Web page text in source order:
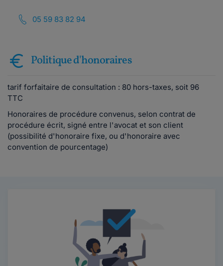
05 59 83 82 94
Politique d'honoraires
tarif forfaitaire de consultation : 80 hors-taxes, soit 96
TTC
Honoraires de procédure convenus, selon contrat de
procédure écrit, signé entre l'avocat et son client
(possibilité d'honoraire fixe, ou d'honoraire avec
convention de pourcentage)